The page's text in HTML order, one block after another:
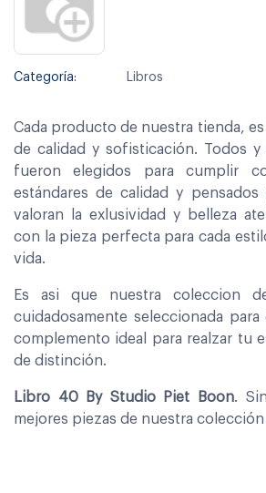
Categoría: Libros
Cada producto de nuestra tienda,
de calidad y sofisticación. Todos
fueron elegidos para cumplir
estándares de calidad y pensados
valoran la exlusividad y belleza
con la pieza perfecta para cada
vida.
Es asi que nuestra coleccion
cuidadosamente seleccionada para
complemento ideal para realzar tu
de distinción.
Libro 40 By Studio Piet Boon.
mejores piezas de nuestra colección